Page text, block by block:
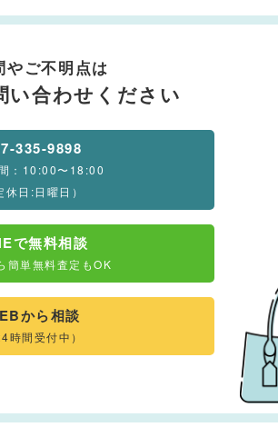
やご不明点は
い合わせください
335-9898
：10:00〜18:00
休日:日曜日）
で無料相談
簡単無料査定もOK
から相談
時間受付中）